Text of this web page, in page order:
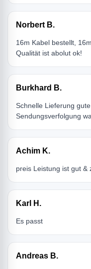
Norbert B.
16m Kabel bestellt,
Qualität ist abolut ok!
Burkhard B.
Schnelle Lieferung
Sendungsverfolgung
Achim K.
preis Leistung ist gut &
Karl H.
Es passt
Andreas B.